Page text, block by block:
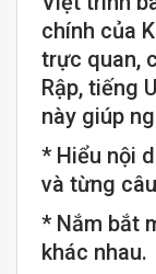
chính của
trực quan,
Rập, tiếng
này giúp
* Hiểu nội
và từng
* Nắm bắt
khác nhau.